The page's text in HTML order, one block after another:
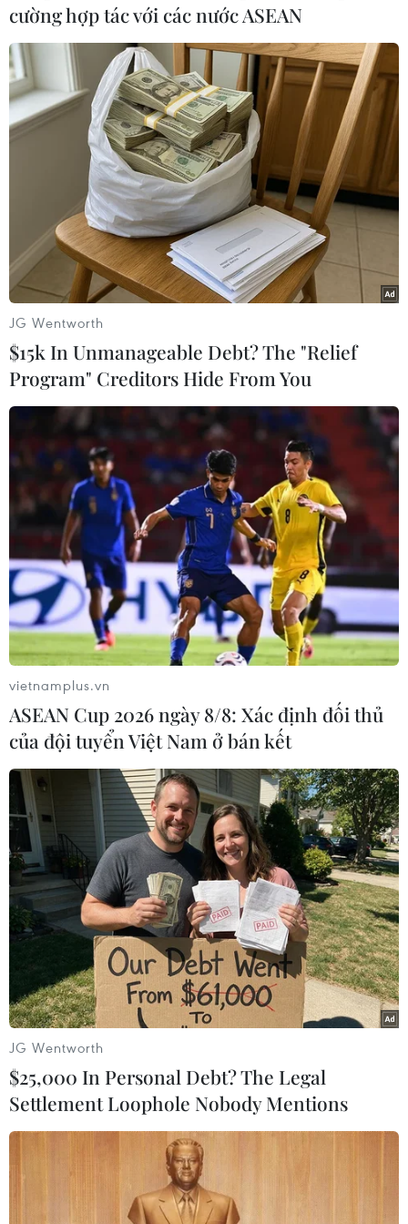
#Kinh tế Anh #Suy thoái kinh tế
#COVID-19
#Khủng hoảng kinh tế
#Tổng sản phẩm quốc nội
Anh
TIN LIÊN QUAN
Nợ công của Anh tăng lên mức cao kỷ lục
trong nhiều thập kỷ
22/01/2021 11:16
Tổng nợ công của Anh chính thức tăng lên mức 99,4%
Tổng sản phẩm quốc nội (GDP) của nước này, mức cao
nhất trong nhiều thập kỷ.
cường hợp tác với các nước ASEAN
JG Wentworth
$15k In Unmanageable Debt? The "Relief
Program" Creditors Hide From You
vietnamplus.vn
ASEAN Cup 2026 ngày 8/8: Xác định đối thủ
của đội tuyển Việt Nam ở bán kết
JG Wentworth
$25,000 In Personal Debt? The Legal
Settlement Loophole Nobody Mentions